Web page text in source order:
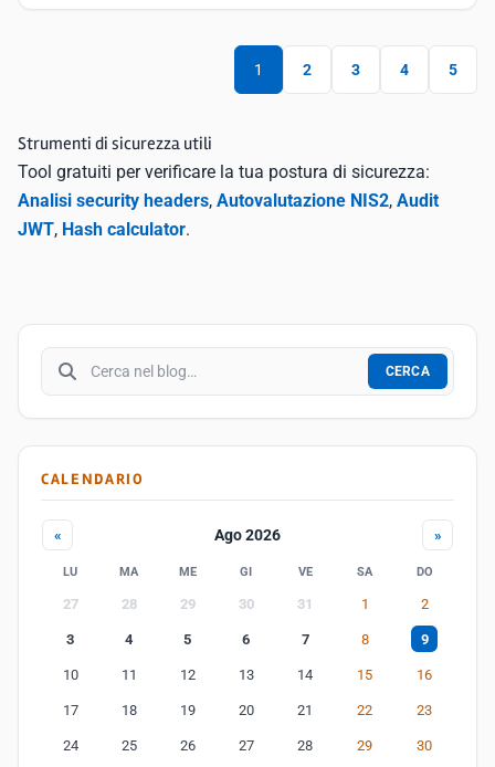
1 2 3 4 5
Strumenti di sicurezza utili
Tool gratuiti per verificare la tua postura di sicurezza:
Analisi security headers, Autovalutazione NIS2, Audit
JWT, Hash calculator.
Cerca nel blog
CERCA
CALENDARIO
« Ago 2026 »
LU MA ME GI VE SA DO
27 28 29 30 31 1 2
3 4 5 6 7 8 9
10 11 12 13 14 15 16
17 18 19 20 21 22 23
24 25 26 27 28 29 30